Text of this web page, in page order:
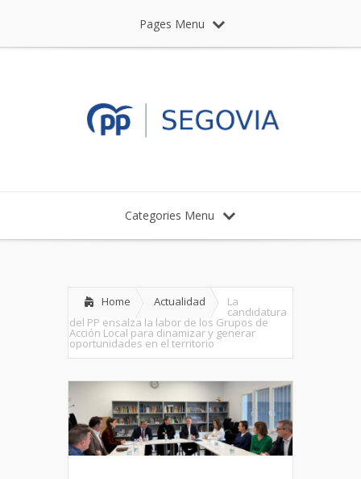
Pages Menu
Categories Menu
Home Actualidad La
candidatura
del PP ensalza la labor de los Grupos de
Acción Local para dinamizar y generar
oportunidades en el territorio